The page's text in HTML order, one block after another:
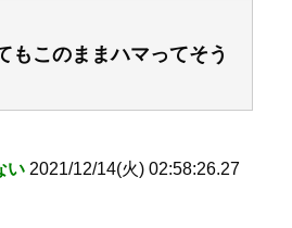
もこのままハマってそう
い 2021/12/14(火) 02:58:26.27